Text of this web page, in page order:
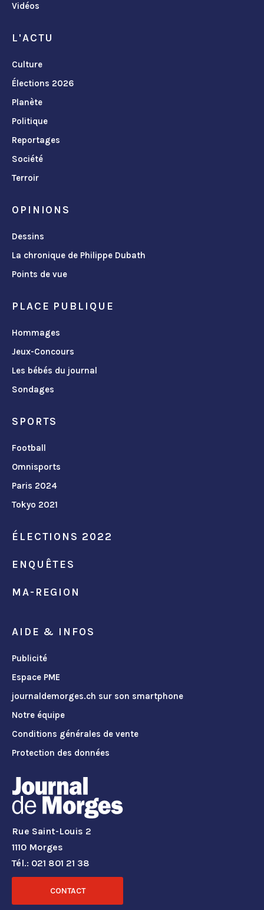
Vidéos
L'ACTU
Culture
Élections 2026
Planète
Politique
Reportages
Société
Terroir
OPINIONS
Dessins
La chronique de Philippe Dubath
Points de vue
PLACE PUBLIQUE
Hommages
Jeux-Concours
Les bébés du journal
Sondages
SPORTS
Football
Omnisports
Paris 2024
Tokyo 2021
ÉLECTIONS 2022
ENQUÊTES
MA-REGION
AIDE & INFOS
Publicité
Espace PME
journaldemorges.ch sur son smartphone
Notre équipe
Conditions générales de vente
Protection des données
Rue Saint-Louis 2
1110 Morges
Tél.: 021 801 21 38
CONTACT